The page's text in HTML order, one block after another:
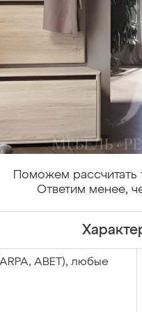
Поможем рассчитать
Ответим менее,
ABET), любые